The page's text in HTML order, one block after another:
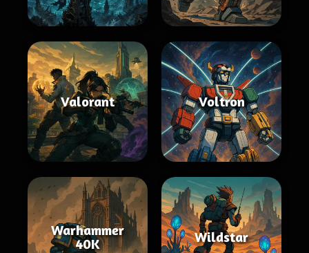
Valorant Voltron
Warhammer
40K
Wildstar